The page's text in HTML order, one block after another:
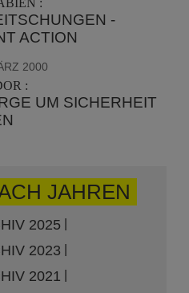
-
ACTION
2000
:
UM SICHERHEIT
JAHREN
2025
2023
2021